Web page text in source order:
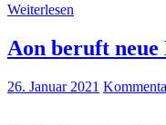
Weiterlesen
Aon beruft
26. Januar 2021